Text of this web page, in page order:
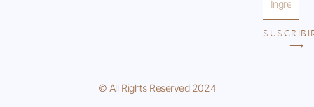
⟶
© All Rights Reserved 2024